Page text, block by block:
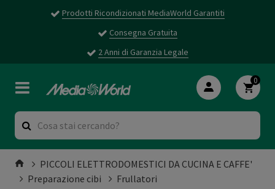
Prodotti Ricondizionati MediaWorld Garantiti
Consegna Gratuita
2 Anni di Garanzia Legale
0
PICCOLI ELETTRODOMESTICI DA CUCINA E CAFFE'
Preparazione cibi
Frullatori